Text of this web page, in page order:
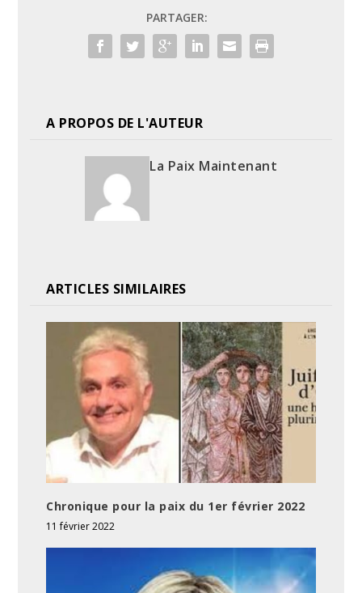
PARTAGER:
A PROPOS DE L'AUTEUR
La Paix Maintenant
ARTICLES SIMILAIRES
Chronique pour la paix du 1er février 2022
11 février 2022